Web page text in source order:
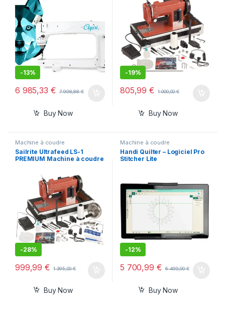
-13%
6 985,33 € 7 998,88€
Buy Now
-19%
805,99€ 1 000,00€
Buy Now
Machine à coudre
Sailrite Ultrafeed LS-1
PREMIUM Machine à coudre
-28%
999,99€ 1 395,00€
Buy Now
Machine à coudre
Handi Quilter – Logiciel Pro
Stitcher Lite
-12%
5 700,99 € 6 499,00€
Buy Now